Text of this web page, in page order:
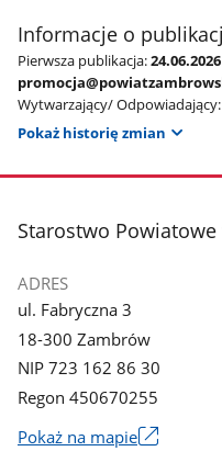
Informacje o
Pierwsza publikacja:
Wytwarzający/ Odpowiadający:
Pokaż historię zmian
stopka
Starostwo
ADRES
ul. Fabryczna 3
18-300 Zambrów
NIP 723 162 86 30
Regon 450670255
Pokaż na mapieLink